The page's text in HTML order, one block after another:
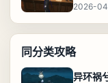
2026-
同分类攻略
异环祸